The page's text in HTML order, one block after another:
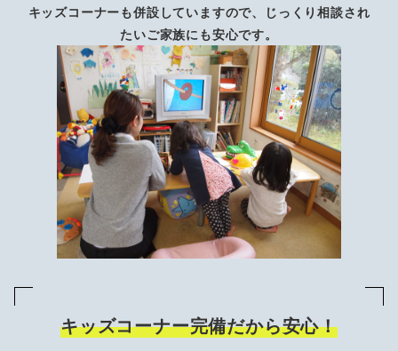
キッズコーナーも併設していますので、じっくり相談され
たいご家族にも安心です。
キッズコーナー完備だから安心！